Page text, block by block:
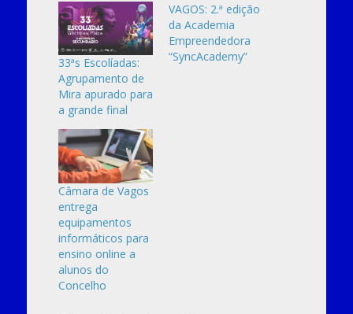
33ªs Escolíadas:
Agrupamento de
Mira apurado para
a grande final
VAGOS: 2.ª edição
da Academia
Empreendedora
“SyncAcademy”
Câmara de Vagos
entrega
equipamentos
informáticos para
ensino online a
alunos do
Concelho